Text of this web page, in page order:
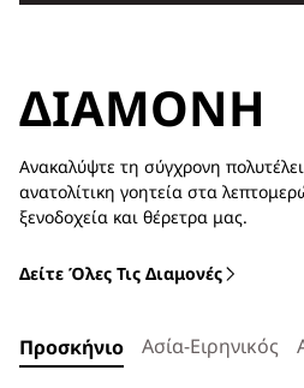
ΔΙΑΜΟΝΉ
Ανακαλύψτε τη σύγχρονη
ανατολίτικη γοητεία στα
ξενοδοχεία και θέρετρα μας.
Δείτε Όλες Τις Διαμονές
Προσκήνιο Ασία-Ειρηνικός